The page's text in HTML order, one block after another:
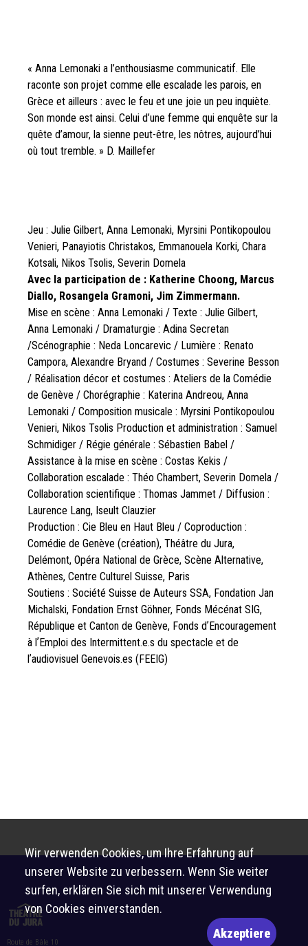
« Anna Lemonaki a l’enthousiasme communicatif. Elle
raconte son projet comme elle escalade les parois, en
Grèce et ailleurs : avec le feu et une joie un peu inquiète.
Son monde est ainsi. Celui d’une femme qui enquête sur la
quête d’amour, la sienne peut-être, les nôtres, aujourd’hui
où tout tremble. » D. Maillefer
Jeu : Julie Gilbert, Anna Lemonaki, Myrsini Pontikopoulou
Venieri, Panayiotis Christakos, Emmanouela Korki, Chara
Kotsali, Nikos Tsolis, Severin Domela
Avec la participation de : Katherine Choong, Marcus
Diallo, Rosangela Gramoni, Jim Zimmermann.
Mise en scène : Anna Lemonaki / Texte : Julie Gilbert,
Anna Lemonaki / Dramaturgie : Adina Secretan
/Scénographie : Neda Loncarevic / Lumière : Renato
Campora, Alexandre Bryand / Costumes : Severine Besson
/ Réalisation décor et costumes : Ateliers de la Comédie
de Genève / Chorégraphie : Katerina Andreou, Anna
Lemonaki / Composition musicale : Myrsini Pontikopoulou
Venieri, Nikos Tsolis Production et administration : Samuel
Schmidiger / Régie générale : Sébastien Babel /
Assistance à la mise en scène : Costas Kekis /
Collaboration escalade : Théo Chambert, Severin Domela /
Collaboration scientifique : Thomas Jammet / Diffusion :
Laurence Lang, Iseult Clauzier
Production : Cie Bleu en Haut Bleu / Coproduction :
Comédie de Genève (création), Théâtre du Jura,
Delémont, Opéra National de Grèce, Scène Alternative,
Athènes, Centre Culturel Suisse, Paris
Soutiens : Société Suisse de Auteurs SSA, Fondation Jan
Michalski, Fondation Ernst Göhner, Fonds Mécénat SIG,
République et Canton de Genève, Fonds dʼEncouragement
à lʼEmploi des Intermittent.e.s du spectacle et de
lʼaudiovisuel Genevois.es (FEEIG)
Route de Bâle 10
Wir verwenden Cookies, um Ihre Erfahrung auf
unserer Website zu verbessern. Wenn Sie weiter
surfen, erklären Sie sich mit unserer Verwendung
von Cookies einverstanden.
Akzeptiere